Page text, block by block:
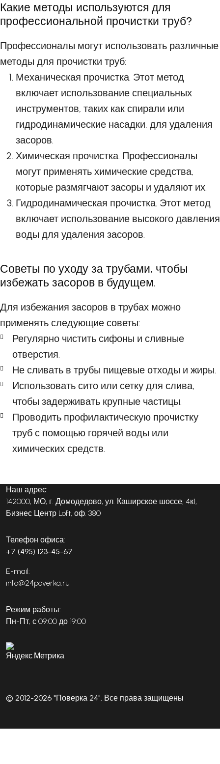
Какие методы используются для
профессиональной прочистки труб?
Профессионалы могут использовать различные
методы для прочистки труб:
Механическая прочистка. Этот метод
включает использование специальных
инструментов, таких как спирали или
гидродинамические насадки, для удаления
засоров.
Химическая прочистка. Профессионалы
могут применять химические средства,
которые размягчают засоры и удаляют их.
Гидродинамическая прочистка. Этот метод
включает использование высокого давления
воды для удаления засоров.
Советы по уходу за трубами, чтобы
избежать засоров в будущем.
Для избежания засоров в трубах можно
применять следующие советы:
Регулярно чистить сифоны и сливные
отверстия.
Не сливать в трубы пищевые отходы и жиры.
Использовать сито или сетку для слива,
чтобы задерживать крупные частицы.
Проводить профилактическую прочистку
труб с помощью горячей воды или
химических средств.
Наш адрес:
142000, МО, г. Домодедово, ул. Каширское шоссе, 4к1,
Бизнес Центр Loft, оф. 380
Телефон офиса:
+7 (495) 123-45-67
E-mail:
info@24poverka.ru
Режим работы:
Пн-Пт, с 09:00 до 19:00
© 2012-2026 "Поверка 24". Все права защищены